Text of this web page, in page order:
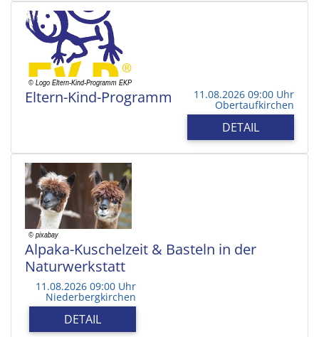
Eltern-Kind-Programm 11.08.2026 09:00 Uhr
Obertaufkirchen
DETAIL
Alpaka-Kuschelzeit & Basteln in der
Naturwerkstatt
11.08.2026 09:00 Uhr
Niederbergkirchen
DETAIL